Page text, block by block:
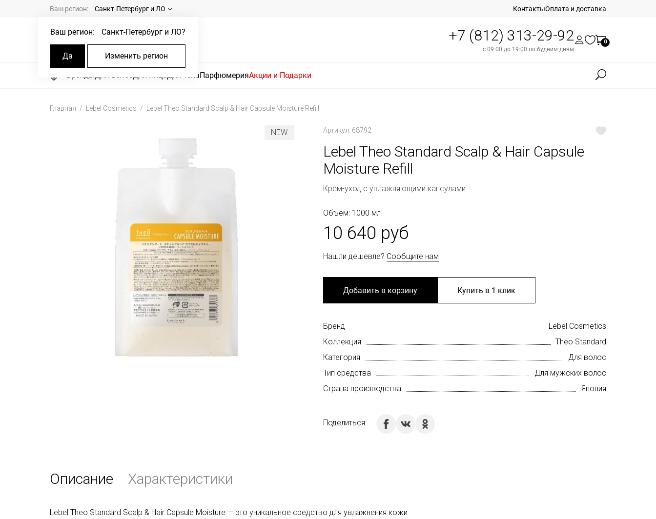
Ваш регион: Санкт-Петербург и ЛО
Ваш регион: Санкт-Петербург и ЛО?
Да Изменить регион
КонтактыОплата и доставка
+7 (812) 313-29-92
с 09:00 до 19:00 по будним дням
0
БрендыДля волосДля лицаДля телаПарфюмерияАкции и Подарки
Главная Lebel Cosmetics Lebel Theo Standard Scalp & Hair Capsule Moisture Refill
NEW Артикул: 68792
Lebel Theo Standard Scalp & Hair Capsule
Moisture Refill
Крем-уход с увлажняющими капсулами
Объем: 1000 мл
10 640 руб
Нашли дешевле? Сообщите нам
Добавить в корзину Купить в 1 клик
Бренд
Lebel Cosmetics
Коллекция
Theo Standard
Категория
Для волос
Тип средства
Для мужских волос
Страна производства
Япония
Поделиться:
Описание Характеристики
Lebel Theo Standard Scalp & Hair Capsule Moisture — это уникальное средство для увлажнения кожи